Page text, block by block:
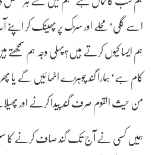
اسے گلی‘ محلے اور سڑک پر پھینک کر اپنے
ہم ایسا کیوں کرتے ہیں؟پہلی وجہ ہم
کام ہے‘ ہمارا گند چوہڑے اٹھا ئیں گے یا
من حیث القوم صرف گند پیدا کرنے اور
ہمیں کسی نے آج تک گند صاف کرنے کا سبق